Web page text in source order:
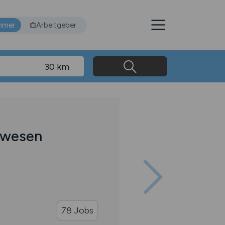
Arbeitgeber
78 Jobs